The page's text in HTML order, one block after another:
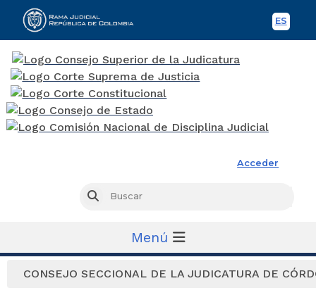
ES
Acceder
Buscar
Menú
CONSEJO SECCIONAL DE LA JUDICATURA DE